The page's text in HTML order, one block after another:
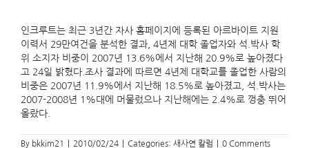
인크루트는 최근 3년간 자사 홈페이지에 등록된 아르바이트 지원
이력서 29만여건을 분석한 결과, 4년제 대학 졸업자와 석.박사 학
위 소지자 비중이 2007년 13.6%에서 지난해 20.9%로 높아졌다
고 24일 밝혔다.조사 결과에 따르면 4년제 대학교를 졸업한 사람의
비중은 2007년 11.9%에서 지난해 18.5%로 높아졌고, 석.박사는
2007-2008년 1%대에 머물렀으나 지난해에는 2.4%로 껑충 뛰어
올랐다.
By bkkim21 2010/02/24 Categories: 새사연 칼럼 0 Comments